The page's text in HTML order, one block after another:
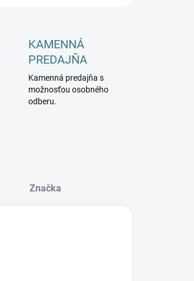
KAMENNÁ
PREDAJŇA
Kamenná predajňa s
možnosťou osobného
odberu.
Značka